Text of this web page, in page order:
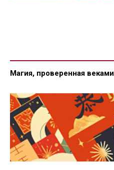
Магия, проверенная веками